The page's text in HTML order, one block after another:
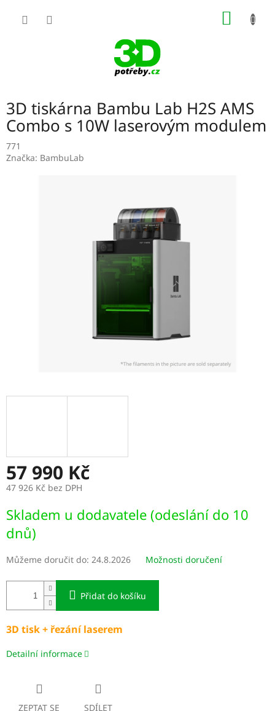
3D tiskárna Bambu Lab H2S AMS
Combo s 10W laserovým modulem
771
Značka: BambuLab
57 990 Kč
47 926 Kč bez DPH
cena:
Skladem u dodavatele (odeslání do 10
dnů)
Můžeme doručit do: 24.8.2026 Možnosti doručení
Přidat do košíku
3D tisk + řezání laserem
Detailní informace
ZEPTAT SE SDÍLET